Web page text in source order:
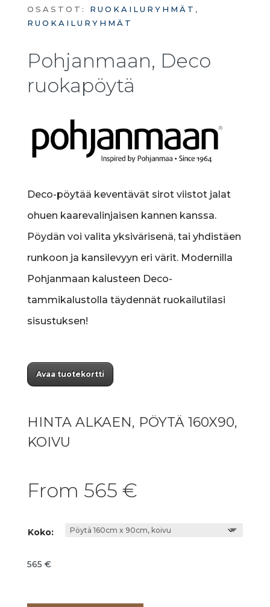
OSASTOT: RUOKAILURYHMÄT ,
RUOKAILURYHMÄT
Pohjanmaan, Deco
ruokapöytä
Deco-pöytää keventävät sirot viistot jalat
ohuen kaarevalinjaisen kannen kanssa.
Pöydän voi valita yksivärisenä, tai yhdistäen
runkoon ja kansilevyyn eri värit. Modernilla
Pohjanmaan kalusteen Deco-
tammikalustolla täydennät ruokailutilasi
sisustuksen!
Avaa tuotekortti
HINTA ALKAEN, PÖYTÄ 160X90,
KOIVU
From 565 €
Koko:
565 €